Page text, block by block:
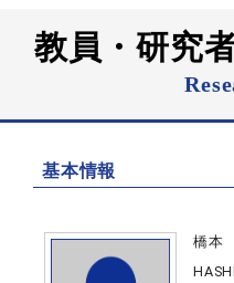
教員・研究
基本情報
橋本